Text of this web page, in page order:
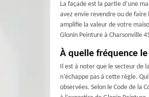
La façade est la partie d’une
avez envie revendre ou de
amplifie la valeur de votre
Glonin Peinture à Charsonville
À quelle fréquence
Il est à noter que le secteur de
n’échappe pas à cette règle.
observées. Selon le Code de la